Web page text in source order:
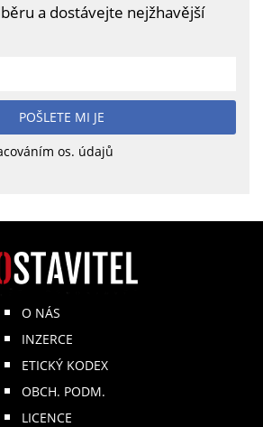
a dostávejte nejžhavější
POŠLETE MI JE
os. údajů
O NÁS
INZERCE
ETICKÝ KODEX
OBCH. PODM.
LICENCE